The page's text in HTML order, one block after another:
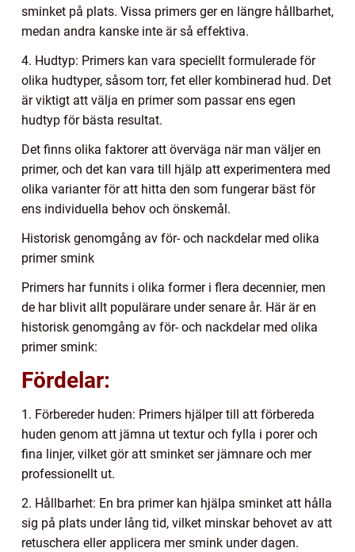
sminket på plats. Vissa primers ger en längre hållbarhet,
medan andra kanske inte är så effektiva.
4. Hudtyp: Primers kan vara speciellt formulerade för
olika hudtyper, såsom torr, fet eller kombinerad hud. Det
är viktigt att välja en primer som passar ens egen
hudtyp för bästa resultat.
Det finns olika faktorer att överväga när man väljer en
primer, och det kan vara till hjälp att experimentera med
olika varianter för att hitta den som fungerar bäst för
ens individuella behov och önskemål.
Historisk genomgång av för- och nackdelar med olika
primer smink
Primers har funnits i olika former i flera decennier, men
de har blivit allt populärare under senare år. Här är en
historisk genomgång av för- och nackdelar med olika
primer smink:
Fördelar:
1. Förbereder huden: Primers hjälper till att förbereda
huden genom att jämna ut textur och fylla i porer och
fina linjer, vilket gör att sminket ser jämnare och mer
professionellt ut.
2. Hållbarhet: En bra primer kan hjälpa sminket att hålla
sig på plats under lång tid, vilket minskar behovet av att
retuschera eller applicera mer smink under dagen.